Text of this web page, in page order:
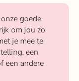
goede
om jou zo
je mee te
een
een andere